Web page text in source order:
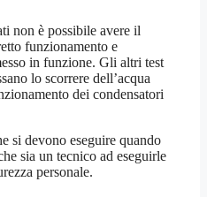
non è possibile avere il
funzionamento e
in funzione. Gli altri test
lo scorrere dell’acqua
dei condensatori
si devono eseguire quando
sia un tecnico ad eseguirle
personale.